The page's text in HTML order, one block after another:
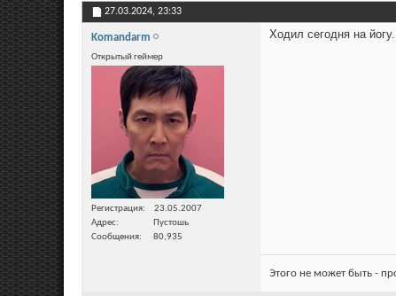
27.03.2024, 23:33
Komandarm
Открытый геймер
Регистрация
23.05.2007
Адрес
Пустошь
Сообщения
80,935
Ходил сегодня на
Этого не может быть -